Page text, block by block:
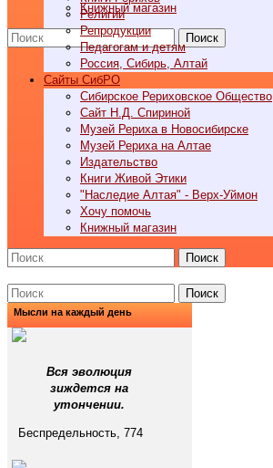
Книжный магазин
Поиск
Религии
Репродукции
Педагогам и детям
Россия, Сибирь, Алтай
Cайты СибРО
Сибирское Рериховское Общество
Сайт Н.Д. Спириной
Музей Рериха в Новосибирске
Музей Рериха на Алтае
Издательство
Книги Живой Этики
"Наследие Алтая" - Верх-Уймон
Хочу помочь
Книжный магазин
Поиск
Поиск
Мысли на каждый день
Вся эволюция
зиждется на
утончении.
Беспредельность, 774